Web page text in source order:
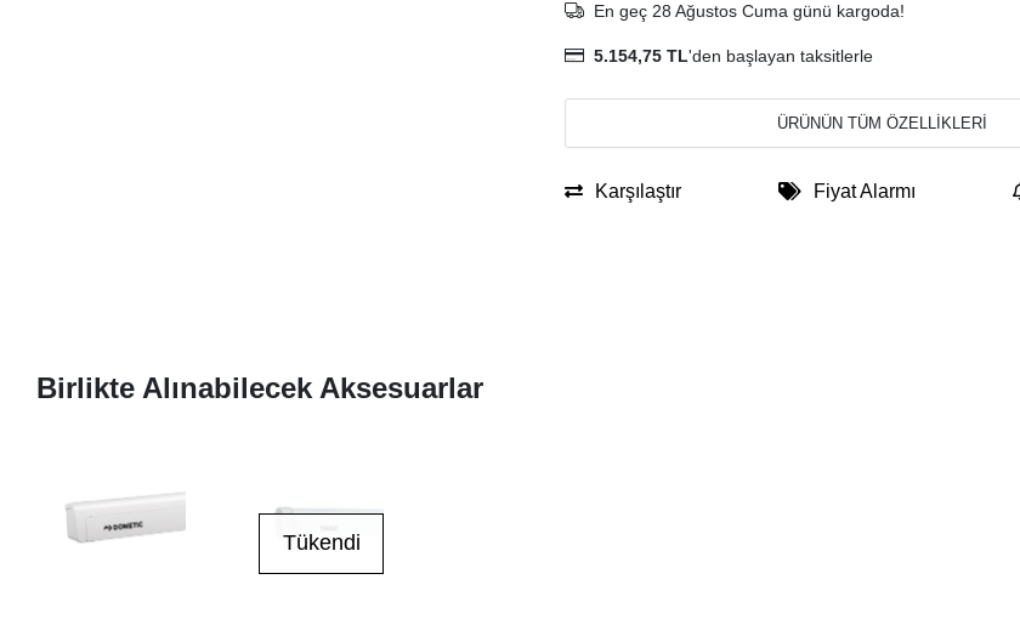
En geç 28 Ağustos Cuma günü kargoda!
5.154,75 TL'den başlayan taksitlerle
ÜRÜNÜN TÜM ÖZELLİKLERİ
Karşılaştır Fiyat Alarmı
Birlikte Alınabilecek Aksesuarlar
Tükendi